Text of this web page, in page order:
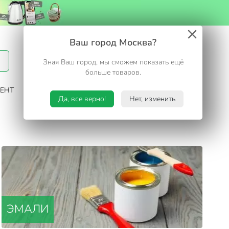
Ваш город Москва?
Зная Ваш город, мы сможем показать ещё
больше товаров.
Да, все верно! Нет, изменить
Корзина
САД И ОГОРОД ТУРИЗМ. ОТДЫХ НА ДАЧЕ
ЭМАЛИ